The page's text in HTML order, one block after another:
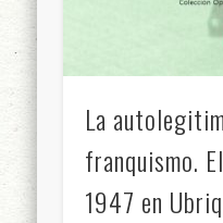
La
franquismo.
1947 en